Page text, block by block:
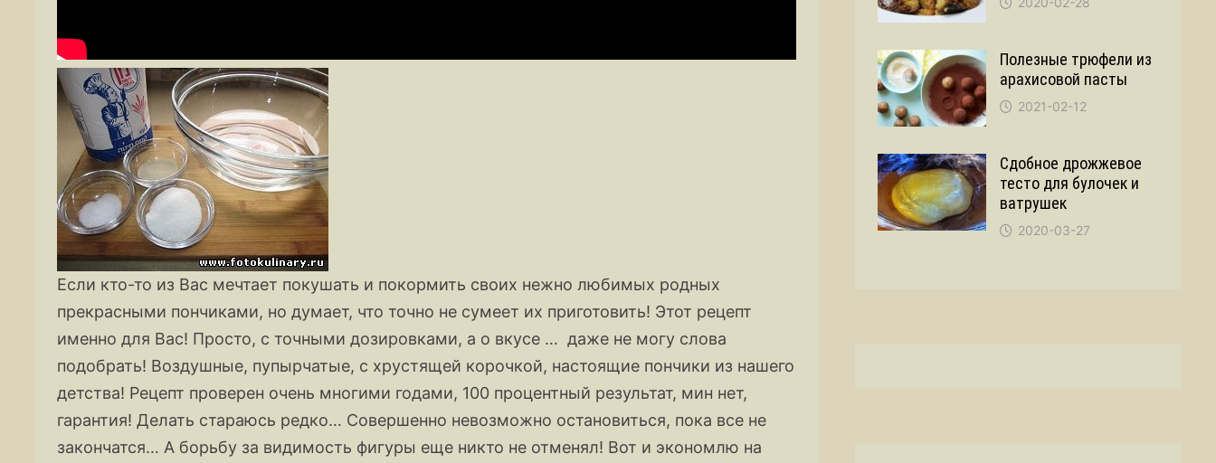
Если кто-то из Вас мечтает покушать и покормить своих нежно любимых родных
прекрасными пончиками, но думает, что точно не сумеет их приготовить! Этот рецепт
именно для Вас! Просто, с точными дозировками, а о вкусе … даже не могу слова
подобрать! Воздушные, пупырчатые, с хрустящей корочкой, настоящие пончики из нашего
детства! Рецепт проверен очень многими годами, 100 процентный результат, мин нет,
гарантия! Делать стараюсь редко… Совершенно невозможно остановиться, пока все не
закончатся… А борьбу за видимость фигуры еще никто не отменял! Вот и экономлю на
Полезные трюфели из
арахисовой пасты
2021-02-12
Сдобное дрожжевое
тесто для булочек и
ватрушек
2020-03-27